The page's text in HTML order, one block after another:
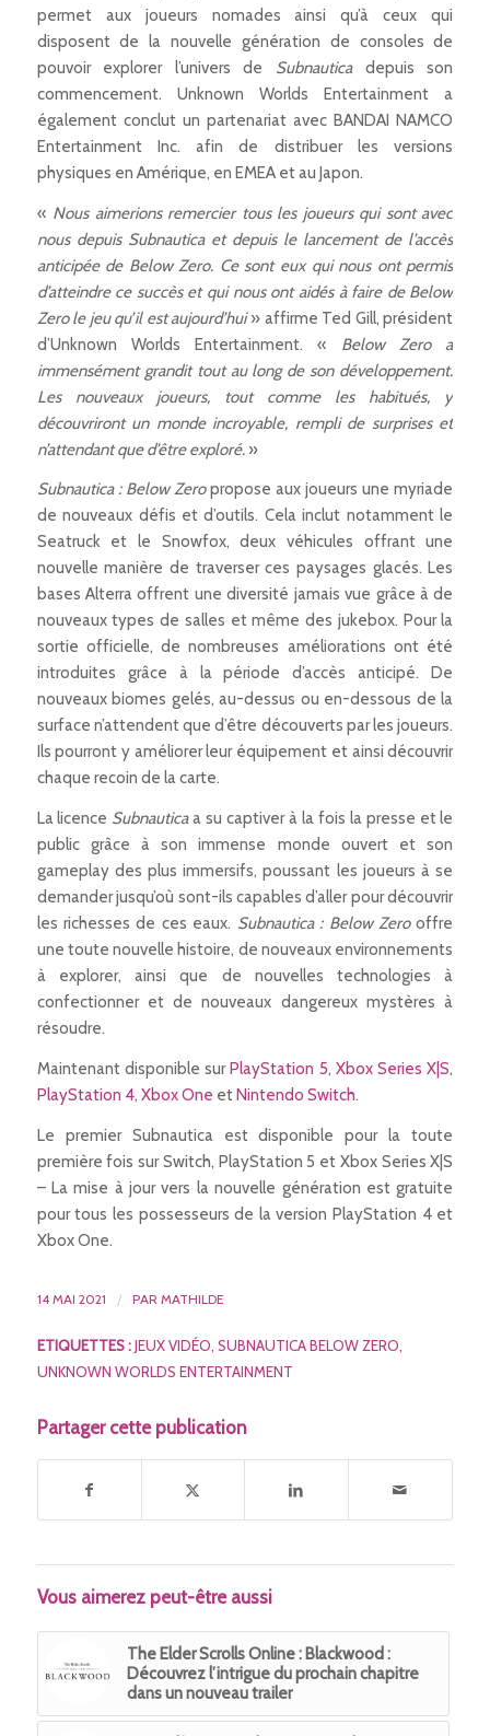
permet aux joueurs nomades ainsi qu’à ceux qui
disposent de la nouvelle génération de consoles de
pouvoir explorer l’univers de Subnautica depuis son
commencement. Unknown Worlds Entertainment a
également conclut un partenariat avec BANDAI NAMCO
Entertainment Inc. afin de distribuer les versions
physiques en Amérique, en EMEA et au Japon.
« Nous aimerions remercier tous les joueurs qui sont avec
nous depuis Subnautica et depuis le lancement de l’accès
anticipée de Below Zero. Ce sont eux qui nous ont permis
d’atteindre ce succès et qui nous ont aidés à faire de Below
Zero le jeu qu’il est aujourd’hui» affirme Ted Gill, président
d’Unknown Worlds Entertainment. « Below Zero a
immensément grandit tout au long de son développement.
Les nouveaux joueurs, tout comme les habitués, y
découvriront un monde incroyable, rempli de surprises et
n’attendant que d’être exploré.»
Subnautica : Below Zeropropose aux joueurs une myriade
de nouveaux défis et d’outils. Cela inclut notamment le
Seatruck et le Snowfox, deux véhicules offrant une
nouvelle manière de traverser ces paysages glacés. Les
bases Alterra offrent une diversité jamais vue grâce à de
nouveaux types de salles et même des jukebox. Pour la
sortie officielle, de nombreuses améliorations ont été
introduites grâce à la période d’accès anticipé. De
nouveaux biomes gelés, au-dessus ou en-dessous de la
surface n’attendent que d’être découverts par les joueurs.
Ils pourront y améliorer leur équipement et ainsi découvrir
chaque recoin de la carte.
La licence Subnauticaa su captiver à la fois la presse et le
public grâce à son immense monde ouvert et son
gameplay des plus immersifs, poussant les joueurs à se
demander jusqu’où sont-ils capables d’aller pour découvrir
les richesses de ces eaux. Subnautica : Below Zerooffre
une toute nouvelle histoire, de nouveaux environnements
à explorer, ainsi que de nouvelles technologies à
confectionner et de nouveaux dangereux mystères à
résoudre.
Maintenant disponible surPlayStation 5, Xbox Series X|S,
PlayStation 4, Xbox One etNintendo Switch.
Le premier Subnautica est disponible pour la toute
première fois sur Switch, PlayStation 5 et Xbox Series X|S
– La mise à jour vers la nouvelle génération est gratuite
pour tous les possesseurs de la version PlayStation 4 et
Xbox One.
14 MAI 2021 / PAR MATHILDE
ETIQUETTES : JEUX VIDÉO, SUBNAUTICA BELOW ZERO,
UNKNOWN WORLDS ENTERTAINMENT
Partager cette publication
Vous aimerez peut-être aussi
The Elder Scrolls Online : Blackwood :
Découvrez l’intrigue du prochain chapitre
dans un nouveau trailer